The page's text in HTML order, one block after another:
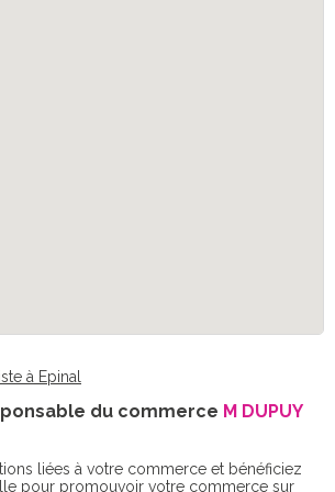
à Epinal
du commerce M DUPUY
liées à votre commerce et bénéficiez
pour promouvoir votre commerce sur